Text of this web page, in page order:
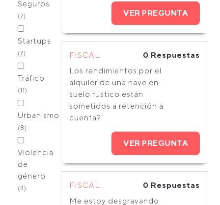
Seguros
(7)
Startups
(7)
Tráfico
(11)
Urbanismo
(8)
Violencia
de
género
(4)
VER PREGUNTA
FISCAL
0 Respuestas
Los rendimientos por el
alquiler de una nave en
suelo rustico están
sometidos a retención a
cuenta?
VER PREGUNTA
FISCAL
0 Respuestas
Me estoy desgravando